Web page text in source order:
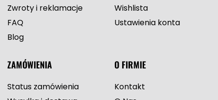
Zwroty i reklamacje
FAQ
Blog
Wishlista
Ustawienia konta
ZAMÓWIENIA
Status zamówienia
O FIRMIE
Kontakt